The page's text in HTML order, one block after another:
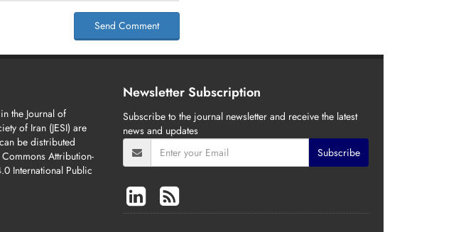
Send Comment
the Journal of
of Iran (JESI) are
be distributed
Attribution-
International Public
Newsletter Subscription
Subscribe to the journal newsletter and receive the latest
news and updates
Subscribe